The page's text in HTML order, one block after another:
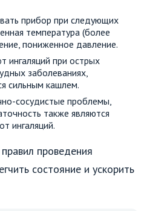
прибор при следующих
температура (более
пониженное давление.
ингаляций при острых
заболеваниях,
сильным кашлем.
сосудистые проблемы,
также являются
ингаляций.
проведения
состояние и ускорить